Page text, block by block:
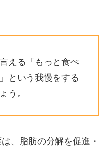
える「もっと食べ
という我慢をする
う。
、脂肪の分解を促進・